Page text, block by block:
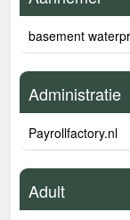
basement
Administratie
Payrollfactory.nl
Adult